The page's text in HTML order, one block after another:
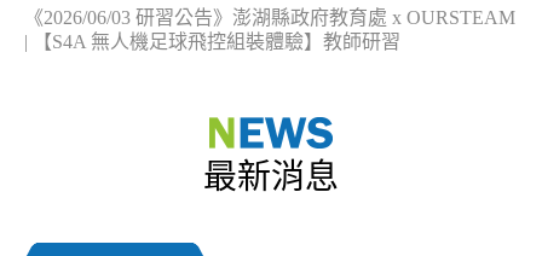
《2026/06/03 研習公告》澎湖縣政府教育處 x OURSTEAM
| 【S4A 無人機足球飛控組裝體驗】教師研習
最新消息